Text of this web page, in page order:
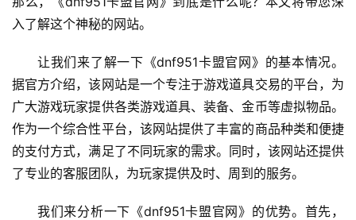
入了解这个神秘的网站。
让我们来了解一下《dnf951卡盟官网》的基本情况。
据官方介绍，该网站是一个专注于游戏道具交易的平台，为
广大游戏玩家提供各类游戏道具、装备、金币等虚拟物品。
作为一个综合性平台，该网站提供了丰富的商品种类和便捷
的支付方式，满足了不同玩家的需求。同时，该网站还提供
了专业的客服团队，为玩家提供及时、周到的服务。
我们来分析一下《dnf951卡盟官网》的优势。首先，